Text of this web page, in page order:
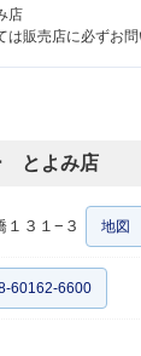
店
販売店に必ずお問
とよみ店
１３１−３ 地図
60162-6600